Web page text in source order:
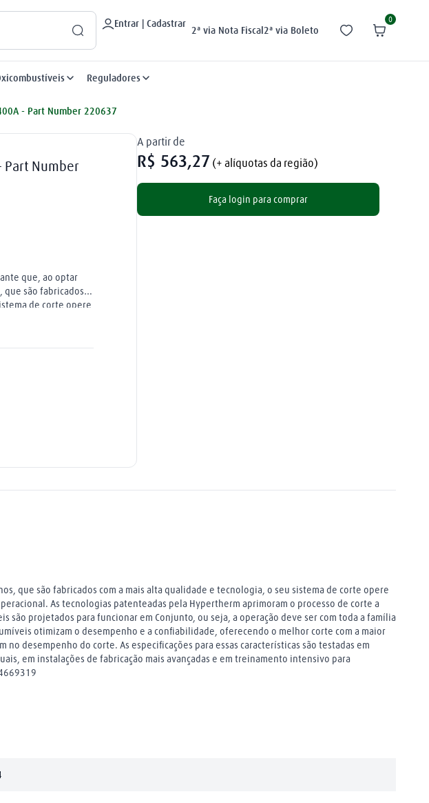
Entrar | Cadastrar
2ª via Nota Fiscal2ª via Boleto
0
Reguladores
- Part Number 220637
Part Number
que, ao optar
que são fabricados
de corte opere
e melhore
As tecnologias
de corte a
características
A partir de
R$ 563,27 (+ alíquotas da região)
Faça login para comprar
que são fabricados com a mais alta qualidade e tecnologia, o seu sistema de corte opere
As tecnologias patenteadas pela Hypertherm aprimoram o processo de corte a
projetados para funcionar em Conjunto, ou seja, a operação deve ser com toda a família
otimizam o desempenho e a confiabilidade, oferecendo o melhor corte com a maior
desempenho do corte. As especificações para essas características são testadas em
em instalações de fabricação mais avançadas e em treinamento intensivo para